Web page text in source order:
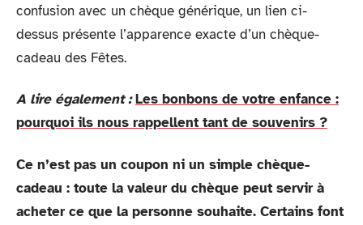
confusion avec un chèque générique, un lien ci-
dessus présente l’apparence exacte d’un chèque-
cadeau des Fêtes.
A lire également : Les bonbons de votre enfance :
pourquoi ils nous rappellent tant de souvenirs ?
Ce n’est pas un coupon ni un simple chèque-
cadeau : toute la valeur du chèque peut servir à
acheter ce que la personne souhaite. Certains font